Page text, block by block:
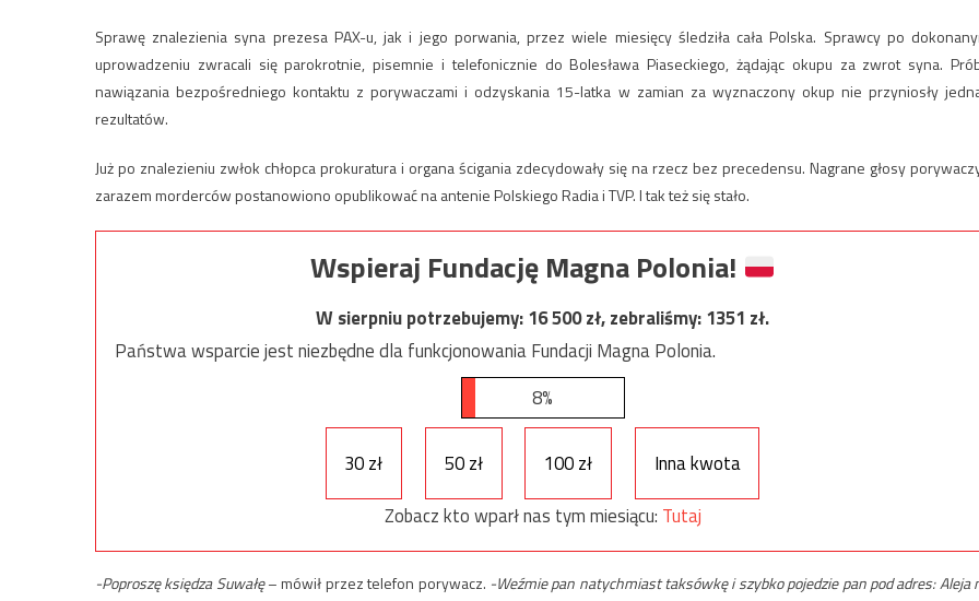
Sprawę znalezienia syna prezesa PAX-u, jak i jego porwania, przez wiele miesięcy śledziła cała Polska. Sprawcy po
uprowadzeniu zwracali się parokrotnie, pisemnie i telefonicznie do Bolesława Piaseckiego, żądając okupu za zwrot syna.
nawiązania bezpośredniego kontaktu z porywaczami i odzyskania 15-latka w zamian za wyznaczony okup nie przyniosły
rezultatów.
Już po znalezieniu zwłok chłopca prokuratura i organa ścigania zdecydowały się na rzecz bez precedensu. Nagrane głosy
zarazem morderców postanowiono opublikować na antenie Polskiego Radia i TVP. I tak też się stało.
Wspieraj Fundację Magna Polonia!
W sierpniu potrzebujemy:16 500zł, zebraliśmy:1351 zł.
Państwa wsparcie jest niezbędne dla funkcjonowania Fundacji Magna Polonia.
8%
30 zł 50 zł 100 zł
Inna kwota
Zobacz kto wparł nas tym miesiącu: Tutaj
-Poproszę księdza Suwałę– mówił przez telefon porywacz. -Weźmie pan natychmiast taksówkę i szybko pojedzie pan pod adres: Aleja